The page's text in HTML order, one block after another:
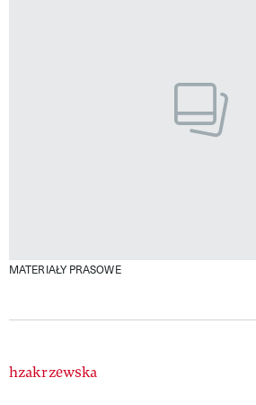
MATERIAŁY PRASOWE
Authors
hzakrzewska